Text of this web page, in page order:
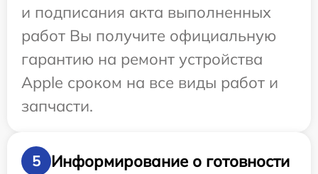
и подписания акта выполненных
работ Вы получите официальную
гарантию на ремонт устройства
Apple сроком на все виды работ и
запчасти.
5
Информирование о готовности